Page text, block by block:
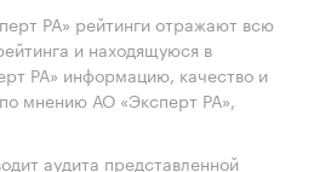
РА» рейтинги отражают всю
и находящуюся в
РА» информацию, качество и
мнению АО «Эксперт РА»,
аудита представленной